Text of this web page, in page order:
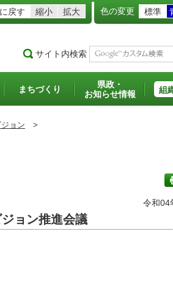
戻す 縮小 拡大 色の変更 標準
サイト内検索
まちづくり
県政・
お知らせ情報
組
ョン >
令和04
ョン推進会議